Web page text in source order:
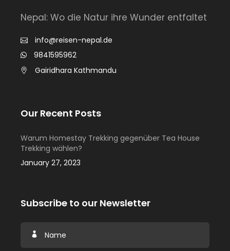
Nepal: Wo die Natur ihre Wunder entfaltet
info@reisen-nepal.de
9841595962
Gairidhara Kathmandu
Our Recent Posts
Warum Homestay Trekking gegenüber Tea House
Trekking wählen?
January 27, 2023
Subscribe to our Newsletter